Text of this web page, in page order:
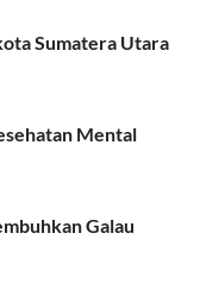
Sumatera Utara
Mental
Galau